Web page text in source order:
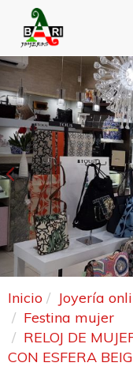
Anterior
Inicio Joyería
Festina mujer
RELOJ DE
CON ESFERA